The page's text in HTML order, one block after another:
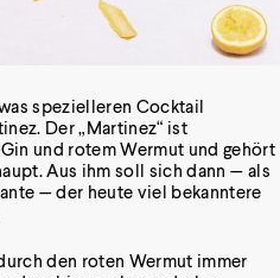
spezielleren Cocktail
Der „Martinez“ ist
und rotem Wermut und gehört
Aus ihm soll sich dann — als
— der heute viel bekanntere
den roten Wermut immer